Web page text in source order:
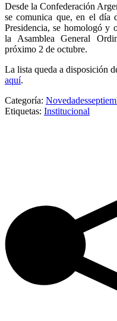
Desde la Confederación
se comunica que, en el día
Presidencia, se homologó y
la Asamblea General
próximo 2 de octubre.
La lista queda a disposición
aquí.
Categoría: Novedades
Etiquetas: Institucional